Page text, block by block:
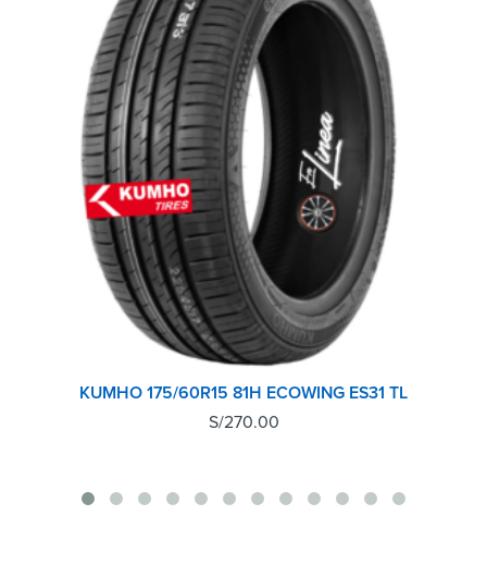
KUMHO 175/60R15 81H ECOWING ES31 TL
S/270.00